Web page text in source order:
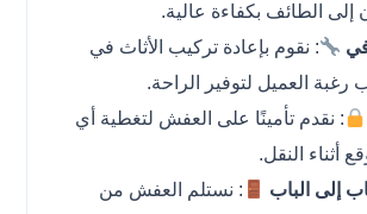
الطائف بكفاءة عالية.
: نقوم بإعادة تركيب الأثاث في
العميل لتوفير الراحة.
: نقدم تأمينًا على العفش لتغطية أي
أثناء النقل.
إلى الباب
: نستلم العفش من